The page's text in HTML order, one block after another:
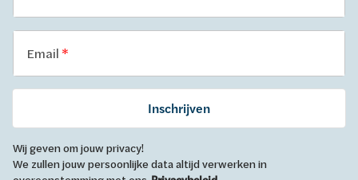
Email
Inschrijven
Wij geven om jouw privacy!
We zullen jouw persoonlijke data altijd verwerken in